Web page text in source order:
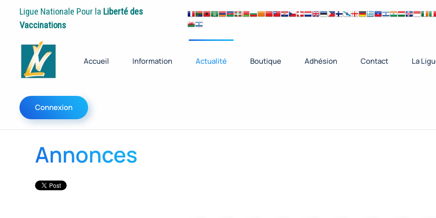
Ligue Nationale Pour la Liberté des
Vaccinations
Accueil Information Actualité Boutique Adhésion Contact La
Connexion
Annonces